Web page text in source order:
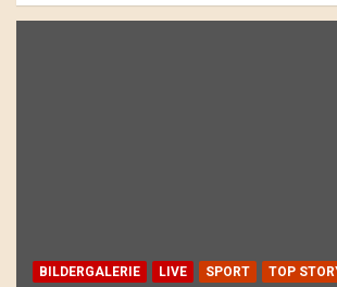
BILDERGALERIE LIVE SPORT TOP